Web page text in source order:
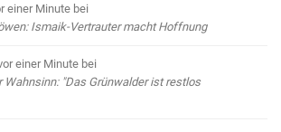
einer Minute bei
Ismaik-Vertrauter macht Hoffnung
einer Minute bei
Wahnsinn: "Das Grünwalder ist restlos